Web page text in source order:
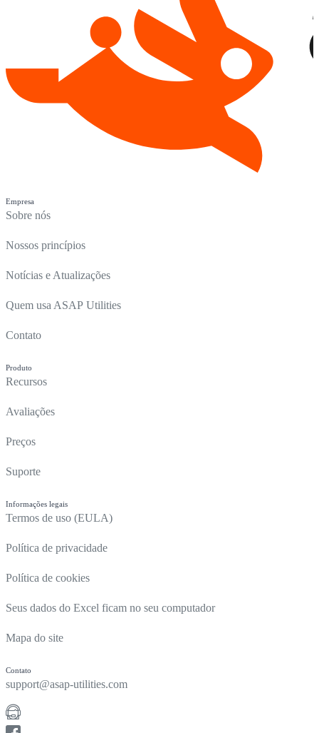
Empresa
Sobre nós
Nossos princípios
Notícias e Atualizações
Quem usa ASAP Utilities
Contato
Produto
Recursos
Avaliações
Preços
Suporte
Informações legais
Termos de uso (EULA)
Política de privacidade
Política de cookies
Seus dados do Excel ficam no seu computador
Mapa do site
Contato
support@asap-utilities.com